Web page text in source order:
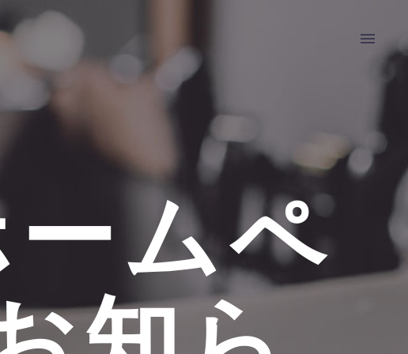
ームペ